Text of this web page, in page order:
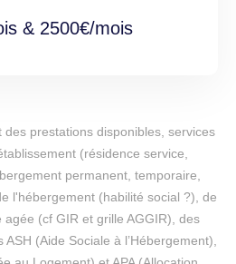
& 2500€/mois
des prestations disponibles, services
(résidence service,
permanent, temporaire,
l'hébergement (habilité social ?), de
(cf GIR et grille AGGIR), des
(Aide Sociale à l’Hébergement),